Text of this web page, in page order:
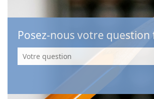
Posez-nous votre question
Votre
question